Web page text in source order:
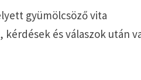
gyümölcsöző vita
kérdések és válaszok után